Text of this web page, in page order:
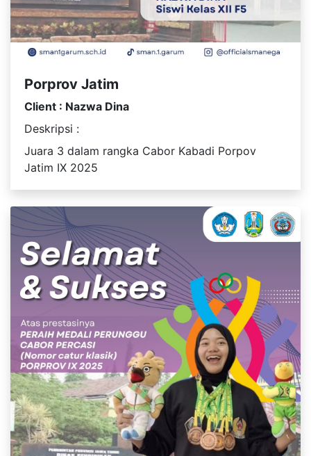
Porprov Jatim
Client : Nazwa Dina
Deskripsi :
Juara 3 dalam rangka Cabor Kabadi Porpov
Jatim IX 2025